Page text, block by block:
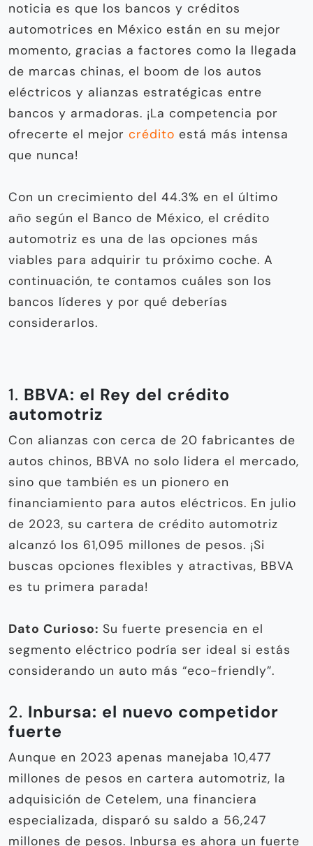
noticia es que los bancos y créditos
automotrices en México están en su mejor
momento, gracias a factores como la llegada
de marcas chinas, el boom de los autos
eléctricos y alianzas estratégicas entre
bancos y armadoras. ¡La competencia por
ofrecerte el mejor crédito está más intensa
que nunca!
Con un crecimiento del 44.3% en el último
año según el Banco de México, el crédito
automotriz es una de las opciones más
viables para adquirir tu próximo coche. A
continuación, te contamos cuáles son los
bancos líderes y por qué deberías
considerarlos.
1. BBVA: el Rey del crédito
automotriz
Con alianzas con cerca de 20 fabricantes de
autos chinos, BBVA no solo lidera el mercado,
sino que también es un pionero en
financiamiento para autos eléctricos. En julio
de 2023, su cartera de crédito automotriz
alcanzó los 61,095 millones de pesos. ¡Si
buscas opciones flexibles y atractivas, BBVA
es tu primera parada!
Dato Curioso: Su fuerte presencia en el
segmento eléctrico podría ser ideal si estás
considerando un auto más “eco-friendly”.
2. Inbursa: el nuevo competidor
fuerte
Aunque en 2023 apenas manejaba 10,477
millones de pesos en cartera automotriz, la
adquisición de Cetelem, una financiera
especializada, disparó su saldo a 56,247
millones de pesos. Inbursa es ahora un fuerte